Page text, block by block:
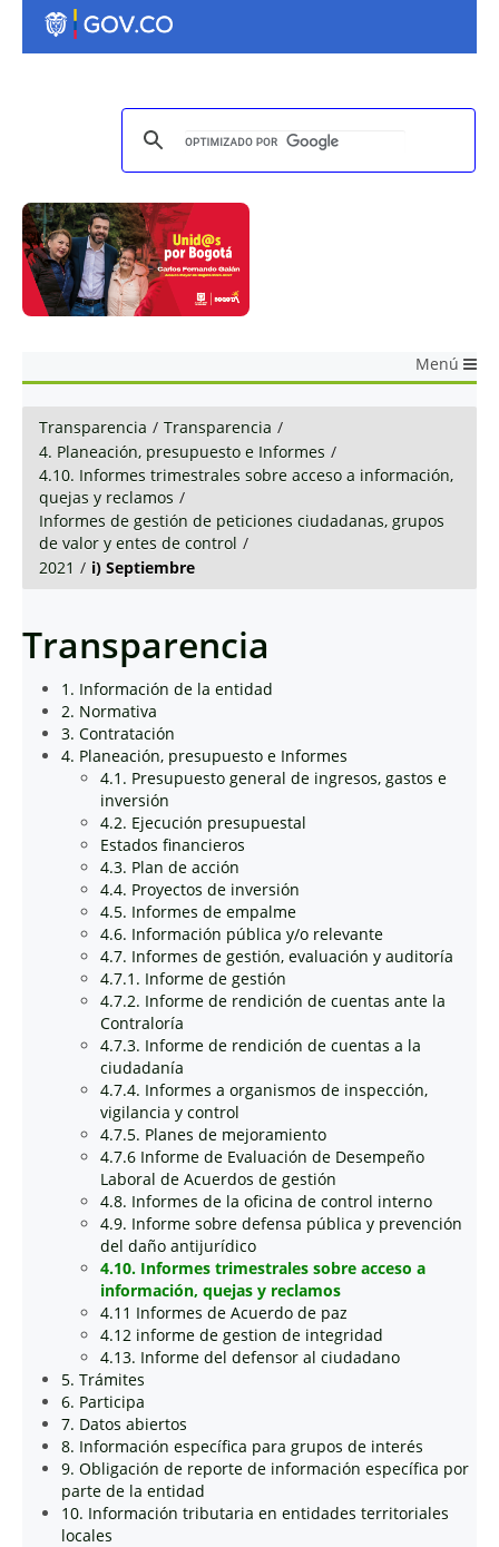
Menú
Transparencia / Transparencia /
4. Planeación, presupuesto e Informes /
4.10. Informes trimestrales sobre acceso a información,
quejas y reclamos /
Informes de gestión de peticiones ciudadanas, grupos
de valor y entes de control /
2021 / i) Septiembre
Transparencia
1. Información de la entidad
2. Normativa
3. Contratación
4. Planeación, presupuesto e Informes
4.1. Presupuesto general de ingresos, gastos e
inversión
4.2. Ejecución presupuestal
Estados financieros
4.3. Plan de acción
4.4. Proyectos de inversión
4.5. Informes de empalme
4.6. Información pública y/o relevante
4.7. Informes de gestión, evaluación y auditoría
4.7.1. Informe de gestión
4.7.2. Informe de rendición de cuentas ante la
Contraloría
4.7.3. Informe de rendición de cuentas a la
ciudadanía
4.7.4. Informes a organismos de inspección,
vigilancia y control
4.7.5. Planes de mejoramiento
4.7.6 Informe de Evaluación de Desempeño
Laboral de Acuerdos de gestión
4.8. Informes de la oficina de control interno
4.9. Informe sobre defensa pública y prevención
del daño antijurídico
4.10. Informes trimestrales sobre acceso a
información, quejas y reclamos
4.11 Informes de Acuerdo de paz
4.12 informe de gestion de integridad
4.13. Informe del defensor al ciudadano
5. Trámites
6. Participa
7. Datos abiertos
8. Información específica para grupos de interés
9. Obligación de reporte de información específica por
parte de la entidad
10. Información tributaria en entidades territoriales
locales